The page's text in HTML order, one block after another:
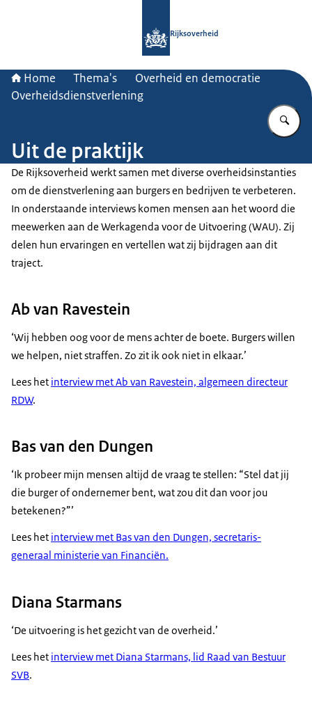
Rijksoverheid
Home Thema's
Overheid en democratie
Overheidsdienstverlening
Uit de praktijk
De Rijksoverheid werkt samen met diverse overheidsinstanties
om de dienstverlening aan burgers en bedrijven te verbeteren.
In onderstaande interviews komen mensen aan het woord die
meewerken aan de Werkagenda voor de Uitvoering (WAU). Zij
delen hun ervaringen en vertellen wat zij bijdragen aan dit
traject.
Ab van Ravestein
‘Wij hebben oog voor de mens achter de boete. Burgers willen
we helpen, niet straffen. Zo zit ik ook niet in elkaar.’
Lees het interview met Ab van Ravestein, algemeen directeur
RDW.
Bas van den Dungen
‘Ik probeer mijn mensen altijd de vraag te stellen: “Stel dat jij
die burger of ondernemer bent, wat zou dit dan voor jou
betekenen?”’
Lees het interview met Bas van den Dungen, secretaris-
generaal ministerie van Financiën.
Diana Starmans
‘De uitvoering is het gezicht van de overheid.’
Lees het interview met Diana Starmans, lid Raad van Bestuur
SVB.